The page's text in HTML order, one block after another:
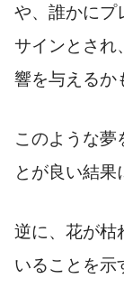
や、誰かにプ
サインとされ
響を与えるか
このような夢
とが良い結果
逆に、花が枯
いることを示